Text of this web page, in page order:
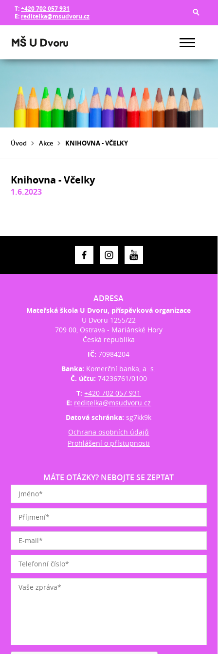
T:+420 702 057 931
E: reditelka@msudvoru.cz
Úvod Akce KNIHOVNA - VČELKY
Knihovna - Včelky
1.6.2023
ADRESA
Mateřská škola U Dvoru, příspěvková organizace
U Dvoru 1255/22
709 00, Ostrava - Mariánské Hory
Česká republika
IČ:70984204
Banka: Komerční banka, a. s.
Č. účtu: 74236761/0100
T:+420 702 057 931
E: reditelka@msudvoru.cz
Datová schránka:sg7kk9k
Ochrana osobních údajů
Prohlášení o přístupnosti
MÁTE OTÁZKY? NEBOJTE SE ZEPTAT